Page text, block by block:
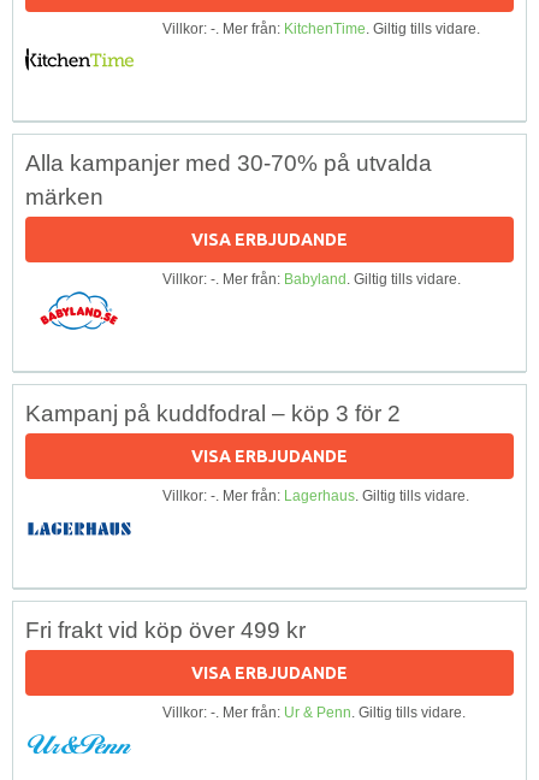
Villkor: -. Mer från: KitchenTime. Giltig tills vidare.
Alla kampanjer med 30-70% på utvalda
märken
VISA ERBJUDANDE
Villkor: -. Mer från: Babyland. Giltig tills vidare.
Kampanj på kuddfodral – köp 3 för 2
VISA ERBJUDANDE
Villkor: -. Mer från: Lagerhaus. Giltig tills vidare.
Fri frakt vid köp över 499 kr
VISA ERBJUDANDE
Villkor: -. Mer från: Ur & Penn. Giltig tills vidare.